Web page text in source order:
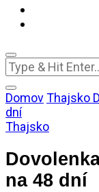
Looking
for
Something?
DomovThajsko
dní
Thajsko
na 48 dní